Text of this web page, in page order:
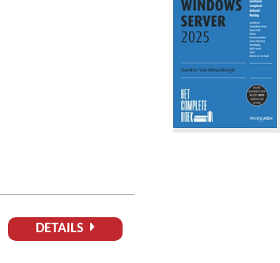
DETAILS